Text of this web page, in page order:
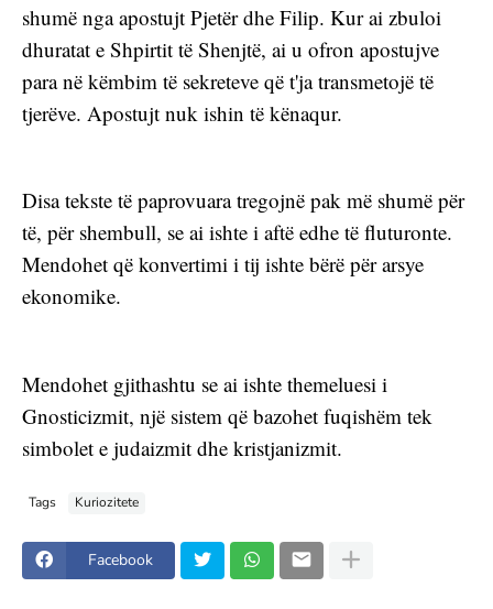
shumë nga apostujt Pjetër dhe Filip. Kur ai zbuloi
dhuratat e Shpirtit të Shenjtë, ai u ofron apostujve
para në këmbim të sekreteve që t'ja transmetojë të
tjerëve. Apostujt nuk ishin të kënaqur.
Disa tekste të paprovuara tregojnë pak më shumë për
të, për shembull, se ai ishte i aftë edhe të fluturonte.
Mendohet që konvertimi i tij ishte bërë për arsye
ekonomike.
Mendohet gjithashtu se ai ishte themeluesi i
Gnosticizmit, një sistem që bazohet fuqishëm tek
simbolet e judaizmit dhe kristjanizmit.
Tags Kuriozitete
Facebook